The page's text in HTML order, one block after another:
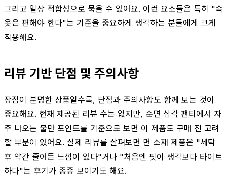
그리고 일상 적합성으로 묶을 수 있어요. 이런 요소들은 특히 "속
옷은 편해야 한다"는 기준을 중요하게 생각하는 분들에게 크게
작용해요.
리뷰 기반 단점 및 주의사항
장점이 분명한 상품일수록, 단점과 주의사항도 함께 보는 것이
중요해요. 현재 제공된 리뷰 수는 없지만, 순면 삼각 팬티에서 자
주 나오는 불만 포인트를 기준으로 보면 이 제품도 구매 전 고려
할 부분이 있어요. 실제 리뷰를 살펴보면 면 소재 제품은 "세탁
후 약간 줄어든 느낌이 있다"거나 "처음엔 핏이 생각보다 타이트
하다"는 후기가 종종 보이기도 해요.